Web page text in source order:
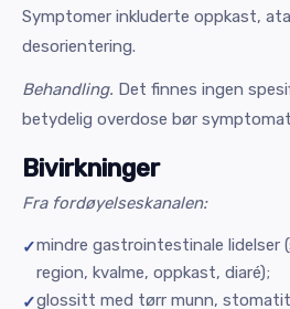
Symptomer inkluderte oppkast,
desorientering.
Behandling. Det finnes ingen
betydelig overdose bør
Bivirkninger
Fra fordøyelseskanalen:
mindre gastrointestinale lidelser
region, kvalme, oppkast, diaré);
glossitt med tørr munn,